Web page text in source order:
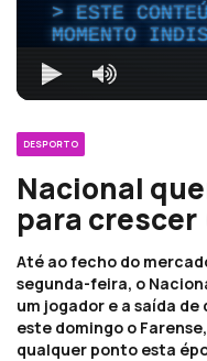
ESTE
MOMENTO
DESPORTO
Nacional
para crescer
Até ao fecho do
segunda-feira, o
um jogador e a saída
este domingo o
qualquer ponto esta